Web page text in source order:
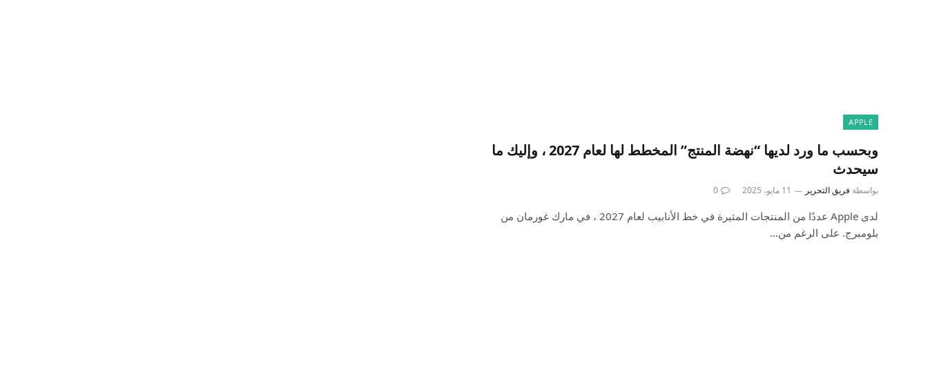
APPLE
وبحسب ما ورد لديها “نهضة المنتج” المخطط لها لعام 2027 ، وإليك ما
سيحدث
بواسطة فريق التحرير 11 مايو، 2025 0
لدى Apple عددًا من المنتجات المثيرة في خط الأنابيب لعام 2027 ، في مارك غورمان من
بلومبرج. على الرغم من…